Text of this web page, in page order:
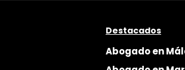
Destacados
Abogado en